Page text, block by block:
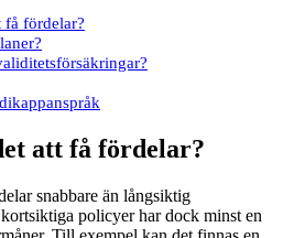
få fördelar?
att få fördelar?
snabbare än långsiktig
policyer har dock minst en